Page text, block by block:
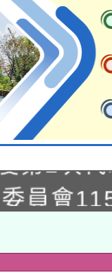
第1次
第2次
公告(
員會
70歲以